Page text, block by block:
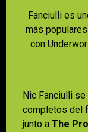
Fanciulli es
más
con
Nic Fanciulli
completos del
junto a The